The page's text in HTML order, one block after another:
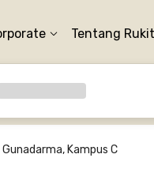
Tentang
Kampus C